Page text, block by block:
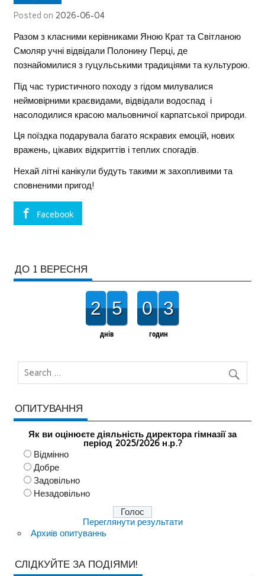
Posted on 2026-06-04
Разом з класними керівниками Яною Крат та Світланою
Смоляр учні відвідали Полонину Перці, де
познайомилися з гуцульськими традиціями та культурою.
Під час туристичного походу з гідом милувалися
неймовірними краєвидами, відвідали водоспад і
насолодилися красою мальовничої карпатської природи.
Ця поїздка подарувала багато яскравих емоцій, нових
вражень, цікавих відкриттів і теплих спогадів.
Нехай літні канікули будуть такими ж захопливими та
сповненими пригод!
Facebook
ДО 1 ВЕРЕСНЯ
2 5
днів
0 3
годин
ОПИТУВАННЯ
Як ви оцінюєте діяльність директора гімназії за
період 2025/2026 н.р.?
Відмінно
Добре
Задовільно
Незадовільно
Переглянути результати
Архиів опитуваннь
СЛІДКУЙТЕ ЗА ПОДІЯМИ!